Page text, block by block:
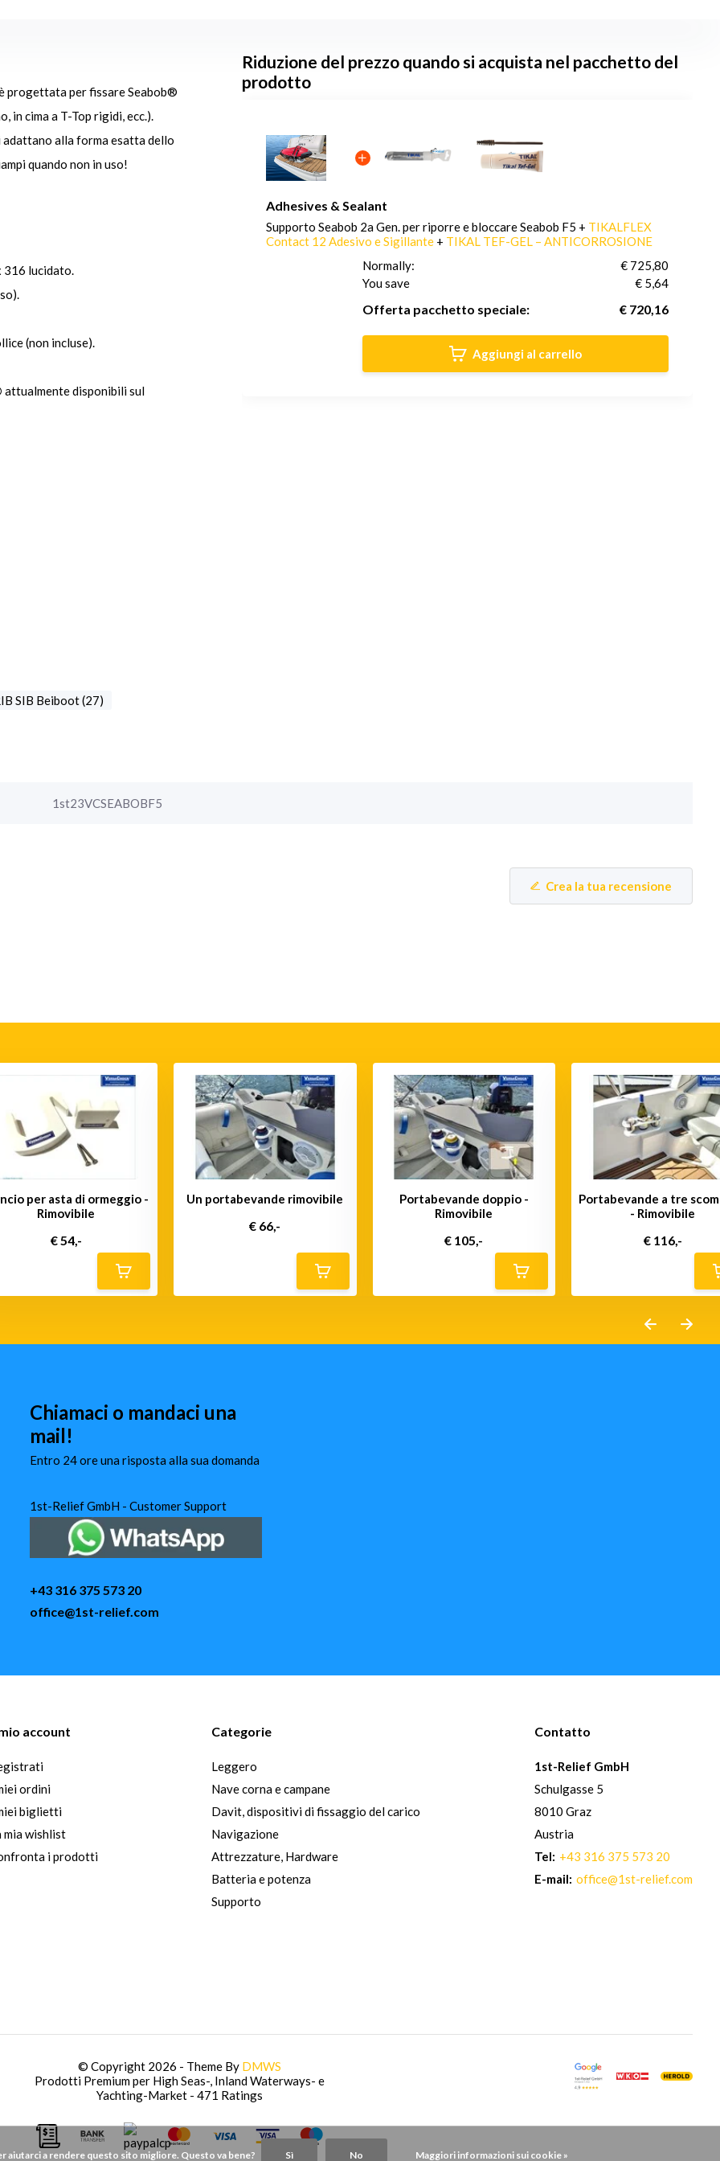
progettata per fissare Seabob®
in cima a T-Top rigidi, ecc.).
adattano alla forma esatta dello
quando non in uso!
316 lucidato.
(non incluse).
attualmente disponibili sul
SIB Beiboot (27)
Riduzione del prezzo quando si acquista nel pacchetto del
prodotto
Adhesives & Sealant
Supporto Seabob 2a Gen. per riporre e bloccare Seabob F5 + TIKALFLEX
Contact 12 Adesivo e Sigillante + TIKAL TEF-GEL – ANTICORROSIONE
Normally:
€ 725,80
You save
€ 5,64
Offerta pacchetto speciale: € 720,16
Aggiungi al carrello
1st23VCSEABOBF5
Crea la tua recensione
per asta di ormeggio -
Rimovibile
€ 54,-
Un portabevande rimovibile
€ 66,-
Portabevande doppio -
Rimovibile
€ 105,-
Portabevande a tre
- Rimovibile
€ 116,-
Chiamaci o mandaci una
mail!
Entro 24 ore una risposta alla sua domanda
1st-Relief GmbH - Customer Support
+43 316 375 573 20
office@1st-relief.com
account
ordini
biglietti
mia wishlist
i prodotti
Categorie
Leggero
Nave corna e campane
Davit, dispositivi di fissaggio del carico
Navigazione
Attrezzature, Hardware
Batteria e potenza
Supporto
Contatto
1st-Relief GmbH
Schulgasse 5
8010 Graz
Austria
Tel: +43 316 375 573 20
E-mail: office@1st-relief.com
© Copyright 2026 - Theme By DMWS
Prodotti Premium per High Seas-, Inland Waterways- e
Yachting-Market - 471 Ratings
a rendere questo sito migliore. Questo va bene? Sì No Maggiori informazioni sui cookie »